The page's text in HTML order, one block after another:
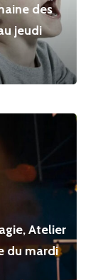
des
jeudi
Atelier
du mardi